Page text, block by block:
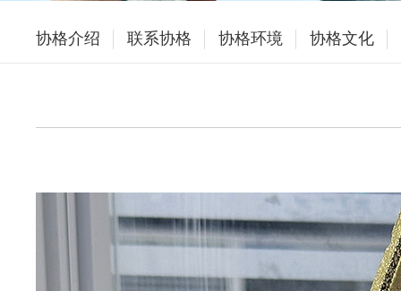
协格介绍 联系协格 协格环境 协格文化